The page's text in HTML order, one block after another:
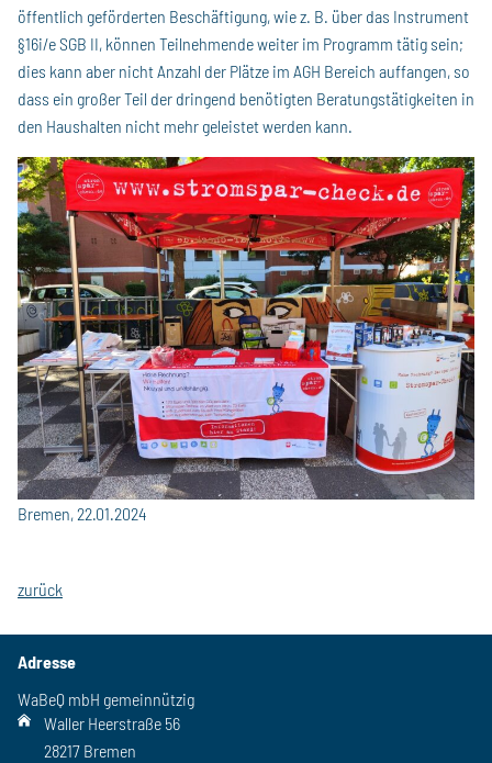
öffentlich geförderten Beschäftigung, wie z. B. über das Instrument
§16i/e SGB II, können Teilnehmende weiter im Programm tätig sein;
dies kann aber nicht Anzahl der Plätze im AGH Bereich auffangen, so
dass ein großer Teil der dringend benötigten Beratungstätigkeiten in
den Haushalten nicht mehr geleistet werden kann.
Bremen, 22.01.2024
zurück
Adresse
WaBeQ mbH gemeinnützig
Waller Heerstraße 56
28217 Bremen